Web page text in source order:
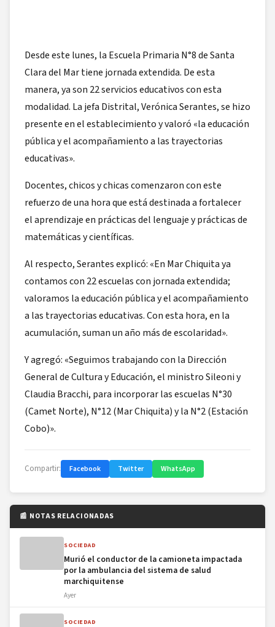
Desde este lunes, la Escuela Primaria N°8 de Santa
Clara del Mar tiene jornada extendida. De esta
manera, ya son 22 servicios educativos con esta
modalidad. La jefa Distrital, Verónica Serantes, se hizo
presente en el establecimiento y valoró «la educación
pública y el acompañamiento a las trayectorias
educativas».
Docentes, chicos y chicas comenzaron con este
refuerzo de una hora que está destinada a fortalecer
el aprendizaje en prácticas del lenguaje y prácticas de
matemáticas y científicas.
Al respecto, Serantes explicó: «En Mar Chiquita ya
contamos con 22 escuelas con jornada extendida;
valoramos la educación pública y el acompañamiento
a las trayectorias educativas. Con esta hora, en la
acumulación, suman un año más de escolaridad».
Y agregó: «Seguimos trabajando con la Dirección
General de Cultura y Educación, el ministro Sileoni y
Claudia Bracchi, para incorporar las escuelas N°30
(Camet Norte), N°12 (Mar Chiquita) y la N°2 (Estación
Cobo)».
Compartir: Facebook Twitter WhatsApp
📰 NOTAS RELACIONADAS
SOCIEDAD
Murió el conductor de la camioneta impactada
por la ambulancia del sistema de salud
marchiquitense
Ayer
SOCIEDAD